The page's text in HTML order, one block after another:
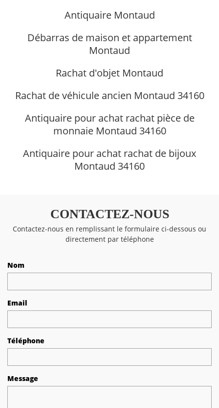
Antiquaire Montaud
Débarras de maison et appartement
Montaud
Rachat d'objet Montaud
Rachat de véhicule ancien Montaud 34160
Antiquaire pour achat rachat pièce de
monnaie Montaud 34160
Antiquaire pour achat rachat de bijoux
Montaud 34160
CONTACTEZ-NOUS
Contactez-nous en remplissant le formulaire ci-dessous ou
directement par téléphone
Nom
Email
Téléphone
Message